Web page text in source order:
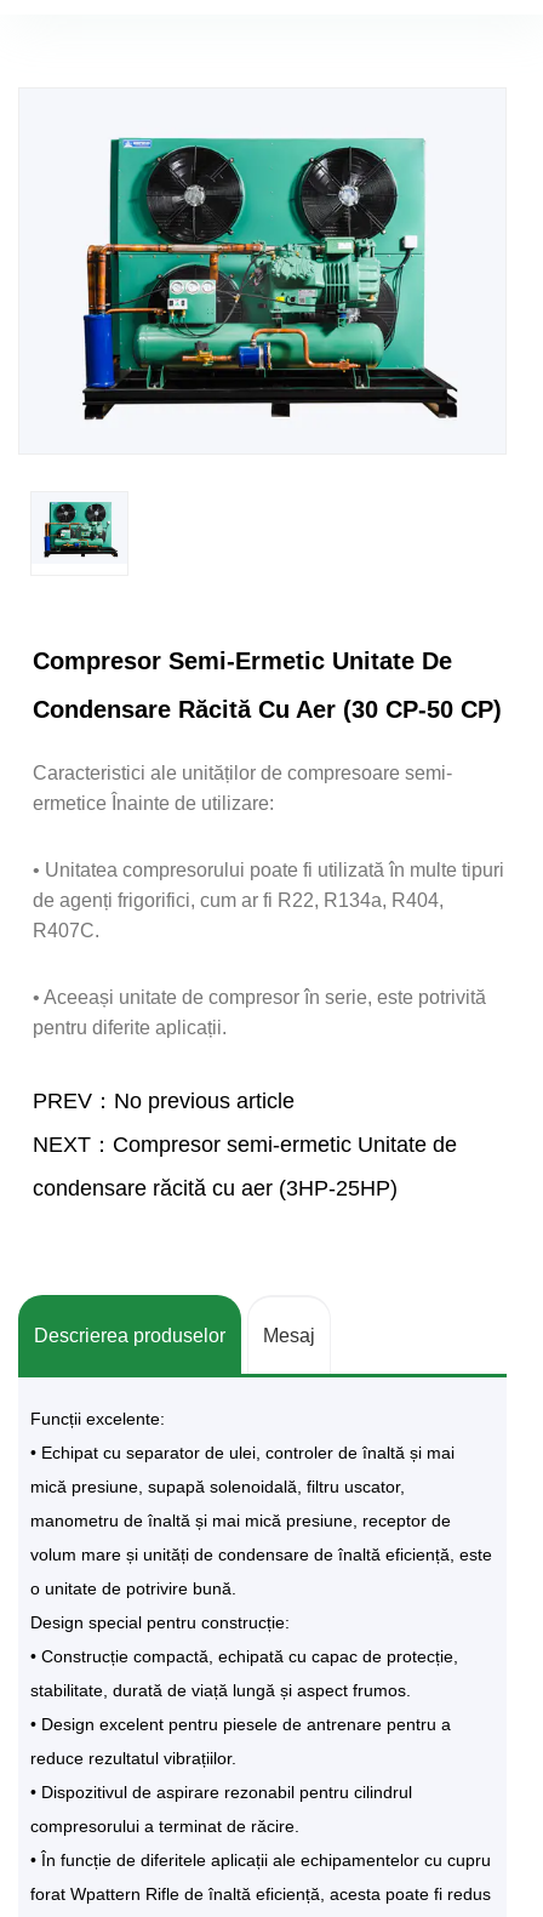
Compresor Semi-Ermetic Unitate De
Condensare Răcită Cu Aer (30 CP-50 CP)
Caracteristici ale unităților de compresoare semi-
ermetice Înainte de utilizare:
• Unitatea compresorului poate fi utilizată în multe tipuri
de agenți frigorifici, cum ar fi R22, R134a, R404,
R407C.
• Aceeași unitate de compresor în serie, este potrivită
pentru diferite aplicații.
PREV：No previous article
NEXT：Compresor semi-ermetic Unitate de
condensare răcită cu aer (3HP-25HP)
Descrierea produselor Mesaj
Funcții excelente:
• Echipat cu separator de ulei, controler de înaltă și mai
mică presiune, supapă solenoidală, filtru uscator,
manometru de înaltă și mai mică presiune, receptor de
volum mare și unități de condensare de înaltă eficiență, este
o unitate de potrivire bună.
Design special pentru construcție:
• Construcție compactă, echipată cu capac de protecție,
stabilitate, durată de viață lungă și aspect frumos.
• Design excelent pentru piesele de antrenare pentru a
reduce rezultatul vibrațiilor.
• Dispozitivul de aspirare rezonabil pentru cilindrul
compresorului a terminat de răcire.
• În funcție de diferitele aplicații ale echipamentelor cu cupru
forat Wpattern Rifle de înaltă eficiență, acesta poate fi redus